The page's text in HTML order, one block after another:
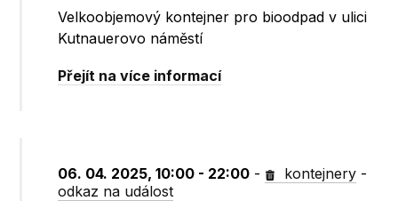
Velkoobjemový kontejner pro bioodpad v ulici
Kutnauerovo náměstí
Přejít na více informací
06. 04. 2025, 10:00 - 22:00 - kontejnery -
odkaz na událost